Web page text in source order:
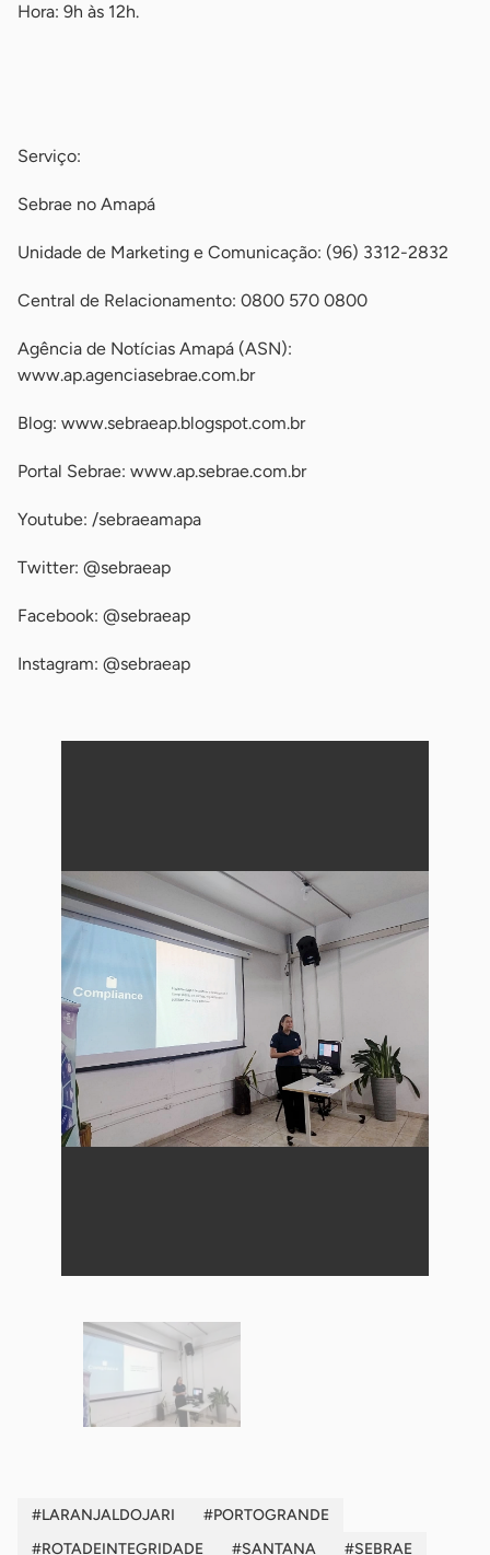
Hora: 9h às 12h.
Serviço:
Sebrae no Amapá
Unidade de Marketing e Comunicação: (96) 3312-2832
Central de Relacionamento: 0800 570 0800
Agência de Notícias Amapá (ASN):
www.ap.agenciasebrae.com.br
Blog: www.sebraeap.blogspot.com.br
Portal Sebrae: www.ap.sebrae.com.br
Youtube: /sebraeamapa
Twitter: @sebraeap
Facebook: @sebraeap
Instagram: @sebraeap
#LARANJALDOJARI
#PORTOGRANDE
#ROTADEINTEGRIDADE
#SANTANA #SEBRAE